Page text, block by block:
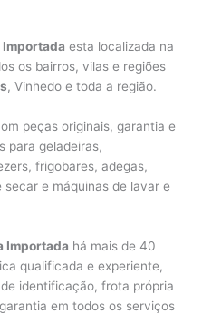
esta localizada na
os bairros, vilas e regiões
, Vinhedo e toda a região.
peças originais, garantia e
para geladeiras,
frigobares, adegas,
secar e máquinas de lavar e
Importada há mais de 40
qualificada e experiente,
identificação, frota própria
em todos os serviços